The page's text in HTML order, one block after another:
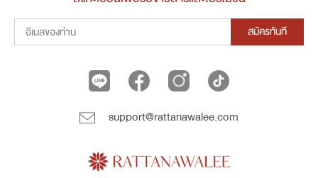
สมัครทันที
support@rattanawalee.com